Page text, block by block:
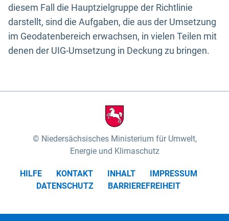
diesem Fall die Hauptzielgruppe der Richtlinie
darstellt, sind die Aufgaben, die aus der Umsetzung
im Geodatenbereich erwachsen, in vielen Teilen mit
denen der UIG-Umsetzung in Deckung zu bringen.
Niedersächsisches Ministerium für Umwelt,
Energie und Klimaschutz
HILFE KONTAKT INHALT
IMPRESSUM
DATENSCHUTZ
BARRIEREFREIHEIT